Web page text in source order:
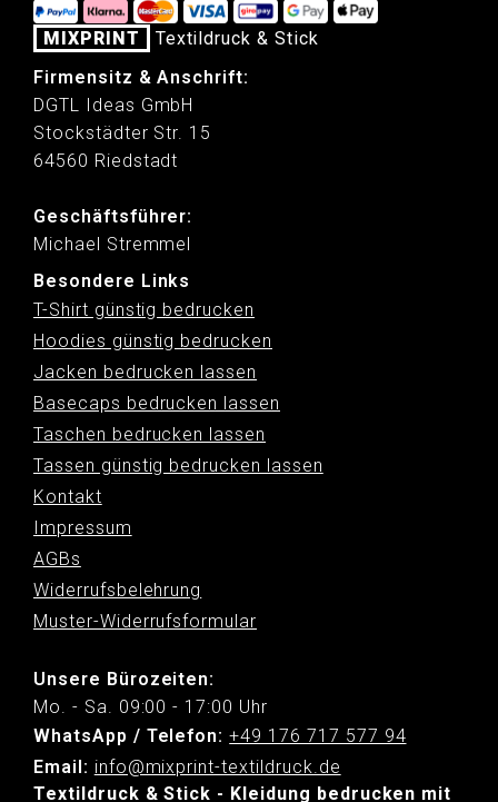
MIXPRINT
Textildruck & Stick
Firmensitz & Anschrift:
DGTL Ideas GmbH
Stockstädter Str. 15
64560 Riedstadt
Geschäftsführer:
Michael Stremmel
Besondere Links
T-Shirt günstig bedrucken
Hoodies günstig bedrucken
Jacken bedrucken lassen
Basecaps bedrucken lassen
Taschen bedrucken lassen
Tassen günstig bedrucken lassen
Kontakt
Impressum
AGBs
Widerrufsbelehrung
Muster-Widerrufsformular
Unsere Bürozeiten:
Mo. - Sa. 09:00 - 17:00 Uhr
WhatsApp / Telefon: +49 176 717 577 94
Email: info@mixprint-textildruck.de
Textildruck & Stick - Kleidung bedrucken mit